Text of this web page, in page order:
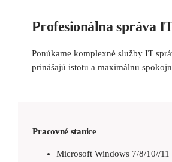
Profesionálna správa
Ponúkame komplexné služby IT
prinášajú istotu a maximálnu
Pracovné stanice
Microsoft Windows 7/8/10//11